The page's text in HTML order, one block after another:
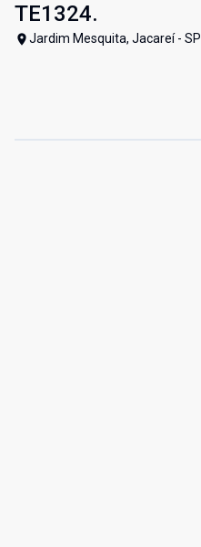
TE1324.
Jardim Mesquita, Jacareí - SP